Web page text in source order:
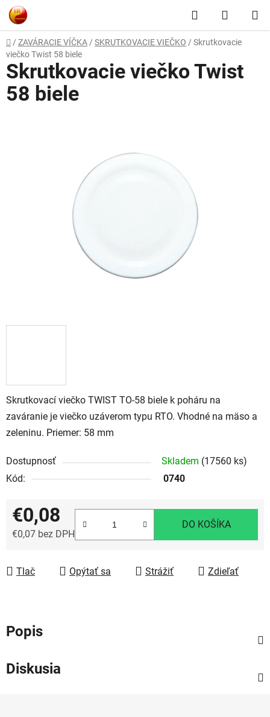
Prejsť
na
obsah
Hľadať
KOŠÍK
Domov
/ ZAVÁRACIE VÍČKA / SKRUTKOVACIE VIEČKO / Skrutkovacie
viečko Twist 58 biele
Skrutkovací viečko TWIST TO-58 biele k poháru na
zaváranie je viečko uzáverom typu RTO. Vhodné na mäso a
zeleninu. Priemer: 58 mm
Dostupnosť Skladem (17560 ks)
Kód:
0740
€0,08
€0,07 bez DPH
DO KOŠÍKA
Tlač Opýtať sa Strážiť Zdieľať
Skrutkovacie viečko Twist
58 biele
Popis
Diskusia